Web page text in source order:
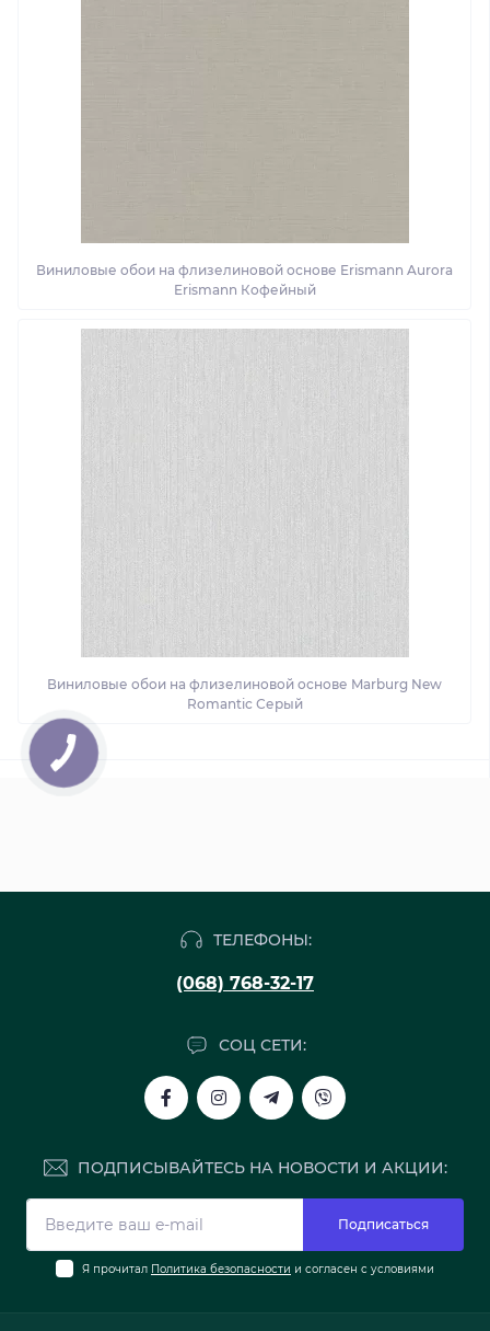
Виниловые обои на флизелиновой основе Erismann Aurora
Erismann Кофейный
Виниловые обои на флизелиновой основе Marburg New
Romantic Серый
ТЕЛЕФОНЫ:
(068) 768-32-17
СОЦ СЕТИ:
ПОДПИСЫВАЙТЕСЬ НА НОВОСТИ И АКЦИИ:
Подписаться
Я прочитал Политика безопасности и согласен с условиями